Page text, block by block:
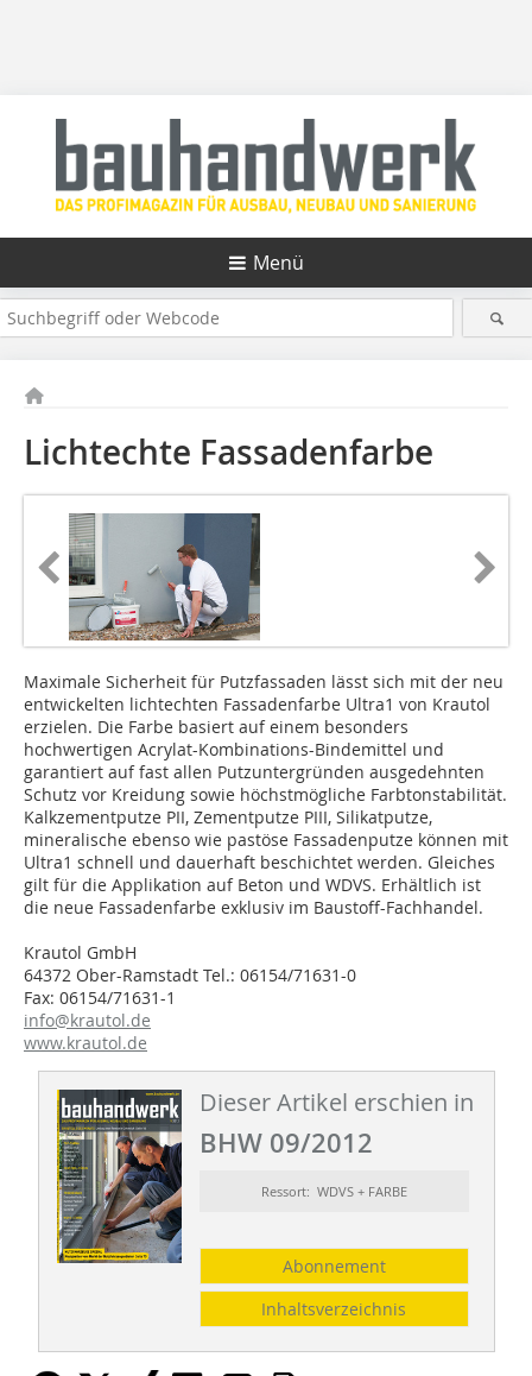
Menü
Lichtechte Fassadenfarbe
Maximale Sicherheit für Putzfassaden lässt sich mit der neu
entwickelten lichtechten Fassadenfarbe Ultra1 von Krautol
erzielen. Die Farbe basiert auf einem besonders
hochwertigen Acrylat-Kombinations-Bindemittel und
garantiert auf fast allen Putzuntergründen ausgedehnten
Schutz vor Kreidung sowie höchstmögliche Farbtonstabilität.
Kalkzementputze PII, Zementputze PIII, Silikatputze,
mineralische ebenso wie pastöse Fassadenputze können mit
Ultra1 schnell und dauerhaft beschichtet werden. Gleiches
gilt für die Applikation auf Beton und WDVS. Erhältlich ist
die neue Fassadenfarbe exklusiv im Baustoff-Fachhandel.
Krautol GmbH
64372 Ober-Ramstadt Tel.: 06154/71631-0
Fax: 06154/71631-1
info@krautol.de
www.krautol.de
Dieser Artikel erschien in
BHW 09/2012
Ressort: WDVS + FARBE
Abonnement
Inhaltsverzeichnis